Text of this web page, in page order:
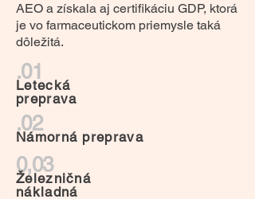
AEO a získala aj certifikáciu GDP, ktorá
je vo farmaceutickom priemysle taká
dôležitá.
.01
Letecká
preprava
.02
Námorná preprava
0,03
Železničná
nákladná